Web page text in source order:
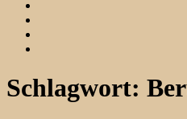
Schlagwort: